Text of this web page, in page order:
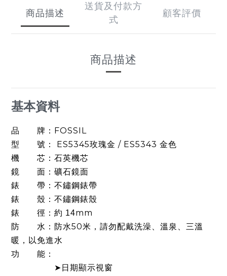
商品描述
送貨及付款方
式
顧客評價
商品描述
基本資料
品 牌：FOSSIL
型 號： ES5345玫瑰金 / ES5343 金色
機 芯： 石英機芯
鏡 面：礦石鏡面
錶 帶：不鏽鋼錶帶
錶 殼：不鏽鋼錶殼
錶
徑：約 14mm
防 水：防水50米，請勿配戴洗澡、溫泉、三溫
暖，以免進水
功 能：
➤日期顯示視窗